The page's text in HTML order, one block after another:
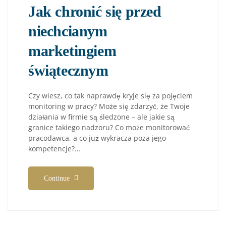
Jak chronić się przed
niechcianym
marketingiem
świątecznym
Czy wiesz, co tak naprawdę kryje się za pojęciem
monitoring w pracy? Może się zdarzyć, że Twoje
działania w firmie są śledzone – ale jakie są
granice takiego nadzoru? Co może monitorować
pracodawca, a co już wykracza poza jego
kompetencje?…
Continue